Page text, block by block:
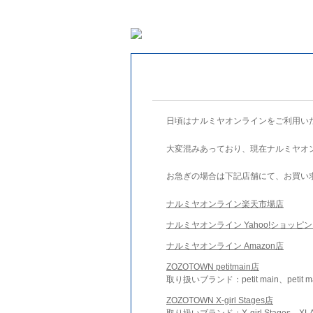
日頃はナルミヤオンラインをご利用
大変混みあっており、現在ナルミヤ
お急ぎの場合は下記店舗にて、お買い
ナルミヤオンライン楽天市場店
ナルミヤオンライン Yahoo!ショッピ
ナルミヤオンライン Amazon店
ZOZOTOWN petitmain店
取り扱いブランド：petit main、petit
ZOZOTOWN X-girl Stages店